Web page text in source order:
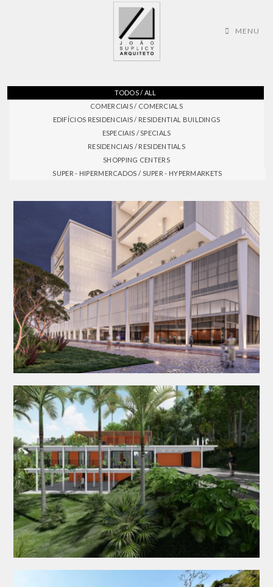
MENU
TODOS / ALL
COMERCIAIS / COMERCIALS
EDIFÍCIOS RESIDENCIAIS / RESIDENTIAL BUILDINGS
ESPECIAIS / SPECIALS
RESIDENCIAIS / RESIDENTIALS
SHOPPING CENTERS
SUPER - HIPERMERCADOS / SUPER - HYPERMARKETS